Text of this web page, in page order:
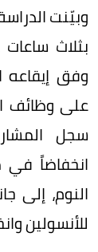
وبيّنت
بثلاث
وفق إيقاعه
على وظائف
سجل
انخفاضاً
النوم،
للأنسولين